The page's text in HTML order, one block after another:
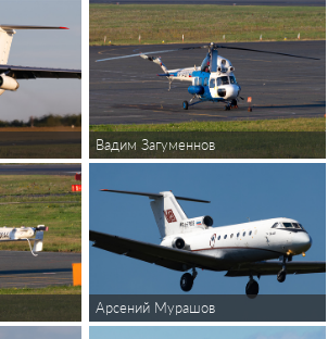
Вадим Загуменнов
Арсений Мурашов